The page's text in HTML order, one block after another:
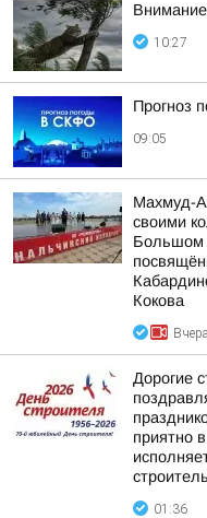
10:27
Прогноз
09:05
Махмуд-
своими
Большом
Кокова
Дорогие
приятно
01:36